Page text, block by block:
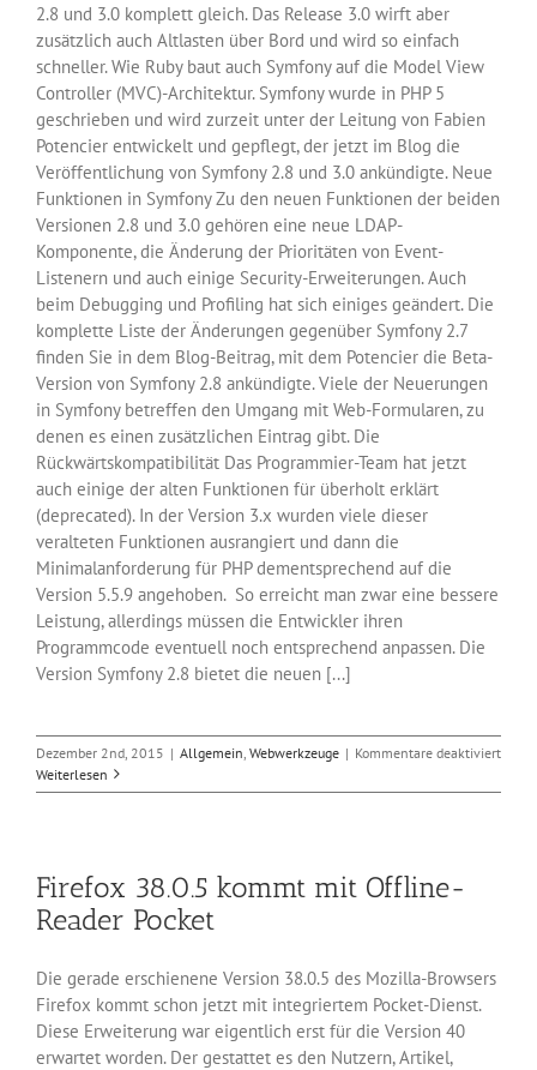
2.8 und 3.0 komplett gleich. Das Release 3.0 wirft aber
zusätzlich auch Altlasten über Bord und wird so einfach
schneller. Wie Ruby baut auch Symfony auf die Model View
Controller (MVC)-Architektur. Symfony wurde in PHP 5
geschrieben und wird zurzeit unter der Leitung von Fabien
Potencier entwickelt und gepflegt, der jetzt im Blog die
Veröffentlichung von Symfony 2.8 und 3.0 ankündigte. Neue
Funktionen in Symfony Zu den neuen Funktionen der beiden
Versionen 2.8 und 3.0 gehören eine neue LDAP-
Komponente, die Änderung der Prioritäten von Event-
Listenern und auch einige Security-Erweiterungen. Auch
beim Debugging und Profiling hat sich einiges geändert. Die
komplette Liste der Änderungen gegenüber Symfony 2.7
finden Sie in dem Blog-Beitrag, mit dem Potencier die Beta-
Version von Symfony 2.8 ankündigte. Viele der Neuerungen
in Symfony betreffen den Umgang mit Web-Formularen, zu
denen es einen zusätzlichen Eintrag gibt. Die
Rückwärtskompatibilität Das Programmier-Team hat jetzt
auch einige der alten Funktionen für überholt erklärt
(deprecated). In der Version 3.x wurden viele dieser
veralteten Funktionen ausrangiert und dann die
Minimalanforderung für PHP dementsprechend auf die
Version 5.5.9 angehoben. So erreicht man zwar eine bessere
Leistung, allerdings müssen die Entwickler ihren
Programmcode eventuell noch entsprechend anpassen. Die
Version Symfony 2.8 bietet die neuen [...]
Dezember 2nd, 2015 | Allgemein Webwerkzeuge | Kommentare deaktiviertfür
zwei
Weiterlesen
Firefox 38.0.5 kommt mit Offline-
Reader Pocket
Die gerade erschienene Version 38.0.5 des Mozilla-Browsers
Firefox kommt schon jetzt mit integriertem Pocket-Dienst.
Diese Erweiterung war eigentlich erst für die Version 40
erwartet worden. Der gestattet es den Nutzern, Artikel,